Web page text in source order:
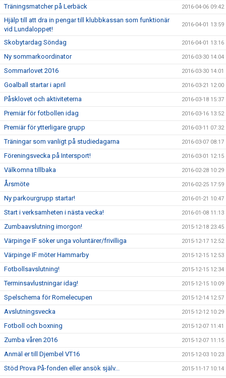
Träningsmatcher på Lerbäck 2016-04-06 09:42
Hjälp till att dra in pengar till klubbkassan som funktionär
vid Lundaloppet!
2016-04-01 13:59
Skobytardag Söndag 2016-04-01 13:16
Ny sommarkoordinator 2016-03-30 14:04
Sommarlovet 2016 2016-03-30 14:01
Goalball startar i april 2016-03-21 12:00
Påsklovet och aktiviteterna 2016-03-18 15:37
Premiär för fotbollen idag 2016-03-16 13:52
Premiär för ytterligare grupp 2016-03-11 07:32
Träningar som vanligt på studiedagarna 2016-03-07 08:17
Föreningsvecka på Intersport! 2016-03-01 12:15
Välkomna tillbaka 2016-02-28 10:29
Årsmöte 2016-02-25 17:59
Ny parkourgrupp startar! 2016-01-21 10:47
Start i verksamheten i nästa vecka! 2016-01-08 11:13
Zumbaavslutning imorgon! 2015-12-18 23:45
Värpinge IF söker unga voluntärer/frivilliga 2015-12-17 12:52
Värpinge IF möter Hammarby 2015-12-15 12:53
Fotbollsavslutning! 2015-12-15 12:34
Terminsavlustningar idag! 2015-12-15 10:09
Spelschema för Romelecupen 2015-12-14 12:57
Avslutningsvecka 2015-12-12 10:29
Fotboll och boxning 2015-12-07 11:41
Zumba våren 2016 2015-12-07 11:15
Anmäl er till Djembel VT16 2015-12-03 10:23
Stöd Prova På-fonden eller ansök själv... 2015-11-17 10:14